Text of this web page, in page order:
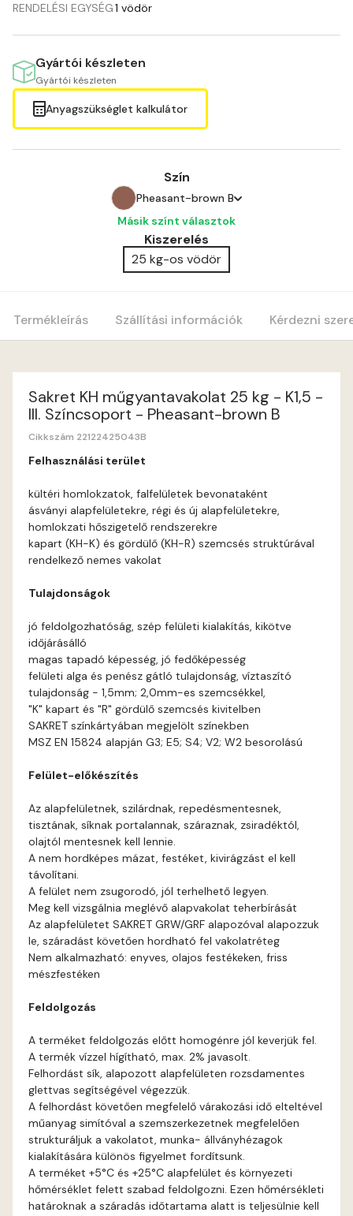
RENDELÉSI EGYSÉG1 vödör
Gyártói készleten
Gyártói készleten
Anyagszükséglet kalkulátor
Szín
Pheasant-brown B
Anticred A
Antimony A
Apricot C
Basalt A
Basalt B
Brick A
Brick B
Caramel A
Cobalt C
Cognac C
Coral B
Corn B
Corn C
Cotto A
Cotto B
Current-red B
Másik színt választok
Kiszerelés
25 kg-os vödör
Termékleírás Szállítási információk Kérdezni
Sakret KH műgyantavakolat 25 kg - K1,5 -
III. Színcsoport - Pheasant-brown B
Cikkszám 22122425043B
Felhasználási terület
kültéri homlokzatok, falfelületek bevonataként
ásványi alapfelületekre, régi és új alapfelületekre,
homlokzati hőszigetelő rendszerekre
kapart (KH-K) és gördülő (KH-R) szemcsés struktúrával
rendelkező nemes vakolat
Tulajdonságok
jó feldolgozhatóság, szép felületi kialakítás, kikötve
időjárásálló
magas tapadó képesség, jó fedőképesség
felületi alga és penész gátló tulajdonság, víztaszító
tulajdonság - 1,5mm; 2,0mm-es szemcsékkel,
"K" kapart és "R" gördülő szemcsés kivitelben
SAKRET színkártyában megjelölt színekben
MSZ EN 15824 alapján G3; E5; S4; V2; W2 besorolású
Felület-előkészítés
Az alapfelületnek, szilárdnak, repedésmentesnek,
tisztának, síknak portalannak, száraznak, zsiradéktól,
olajtól mentesnek kell lennie.
A nem hordképes mázat, festéket, kivirágzást el kell
távolítani.
A felület nem zsugorodó, jól terhelhető legyen.
Meg kell vizsgálnia meglévő alapvakolat teherbírását
Az alapfelületet SAKRET GRW/GRF alapozóval alapozzuk
le, száradást követően hordható fel vakolatréteg
Nem alkalmazható: enyves, olajos festékeken, friss
mészfestéken
Feldolgozás
A terméket feldolgozás előtt homogénre jól keverjük fel.
A termék vízzel hígítható, max. 2% javasolt.
Felhordást sík, alapozott alapfelületen rozsdamentes
glettvas segítségével végezzük.
A felhordást követően megfelelő várakozási idő elteltével
műanyag simítóval a szemszerkezetnek megfelelően
strukturáljuk a vakolatot, munka- állványhézagok
kialakítására különös figyelmet fordítsunk.
A terméket +5°C és +25°C alapfelület és környezeti
hőmérséklet felett szabad feldolgozni. Ezen hőmérsékleti
határoknak a száradás időtartama alatt is teljesülnie kell